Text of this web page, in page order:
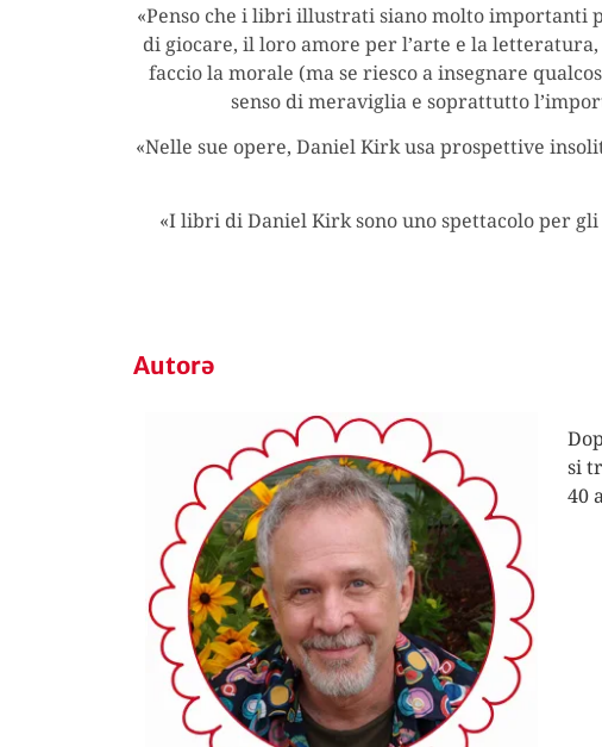
«Penso che i libri illustrati siano molto importanti
di giocare, il loro amore per l’arte e la
faccio la morale (ma se riesco a insegnare
senso di meraviglia e soprattutto
«Nelle sue opere, Daniel Kirk usa prospettive
«I libri di Daniel Kirk sono uno spettacolo per gli
Autorə
si
40